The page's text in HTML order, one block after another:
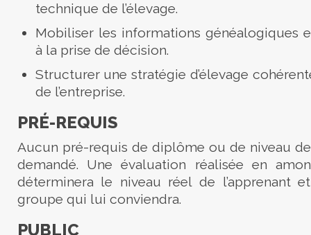
technique de l’élevage.
Mobiliser les informations généalogiques
à la prise de décision.
Structurer une stratégie d’élevage
de l’entreprise.
PRÉ-REQUIS
Aucun pré-requis de diplôme ou de niveau de
demandé. Une évaluation réalisée en
déterminera le niveau réel de l’apprenant
groupe qui lui conviendra.
PUBLIC